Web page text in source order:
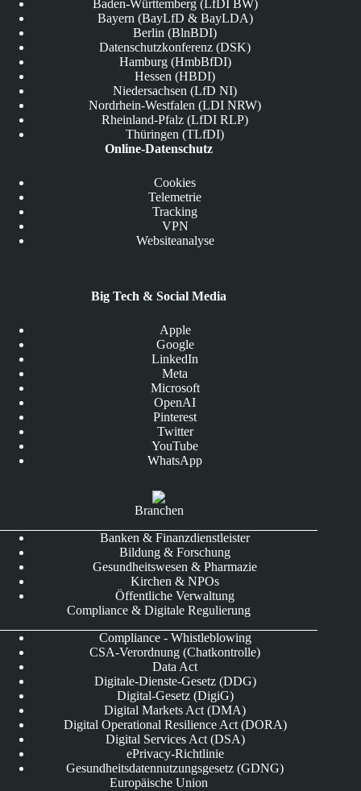
Baden-Württemberg (LfDI BW)
Bayern (BayLfD & BayLDA)
Berlin (BlnBDI)
Datenschutzkonferenz (DSK)
Hamburg (HmbBfDI)
Hessen (HBDI)
Niedersachsen (LfD NI)
Nordrhein-Westfalen (LDI NRW)
Rheinland-Pfalz (LfDI RLP)
Thüringen (TLfDI)
Online-Datenschutz
Cookies
Telemetrie
Tracking
VPN
Websiteanalyse
Big Tech & Social Media
Apple
Google
LinkedIn
Meta
Microsoft
OpenAI
Pinterest
Twitter
YouTube
WhatsApp
Branchen
Banken & Finanzdienstleister
Bildung & Forschung
Gesundheitswesen & Pharmazie
Kirchen & NPOs
Öffentliche Verwaltung
Compliance & Digitale Regulierung
Compliance - Whistleblowing
CSA-Verordnung (Chatkontrolle)
Data Act
Digitale-Dienste-Gesetz (DDG)
Digital-Gesetz (DigiG)
Digital Markets Act (DMA)
Digital Operational Resilience Act (DORA)
Digital Services Act (DSA)
ePrivacy-Richtlinie
Gesundheitsdatennutzungsgesetz (GDNG)
Europäische Union